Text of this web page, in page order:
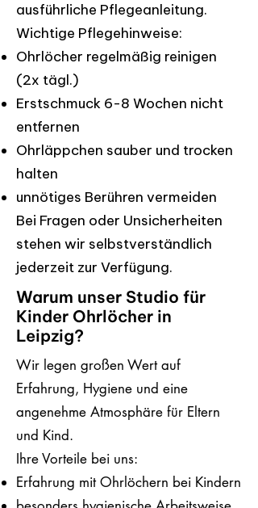
ausführliche Pflegeanleitung.
Wichtige Pflegehinweise:
Ohrlöcher regelmäßig reinigen
(2x tägl.)
Erstschmuck 6-8 Wochen nicht
entfernen
Ohrläppchen sauber und trocken
halten
unnötiges Berühren vermeiden
Bei Fragen oder Unsicherheiten
stehen wir selbstverständlich
jederzeit zur Verfügung.
Warum unser Studio für
Kinder Ohrlöcher in
Leipzig?
Wir legen großen Wert auf
Erfahrung, Hygiene und eine
angenehme Atmosphäre für Eltern
und Kind.
Ihre Vorteile bei uns:
Erfahrung mit Ohrlöchern bei Kindern